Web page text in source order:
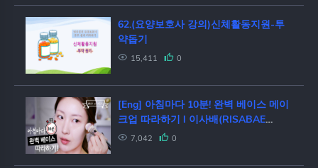
62.(요양보호사 강의)신체활동지원-투
약돕기
15,411 0
[Eng] 아침마다 10분! 완벽 베이스 메이
크업 따라하기 l 이사배(RISABAE
Makeup)
7,042 0